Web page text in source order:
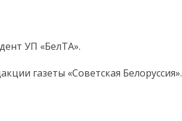
УП «БелТА».
газеты «Советская Белоруссия».